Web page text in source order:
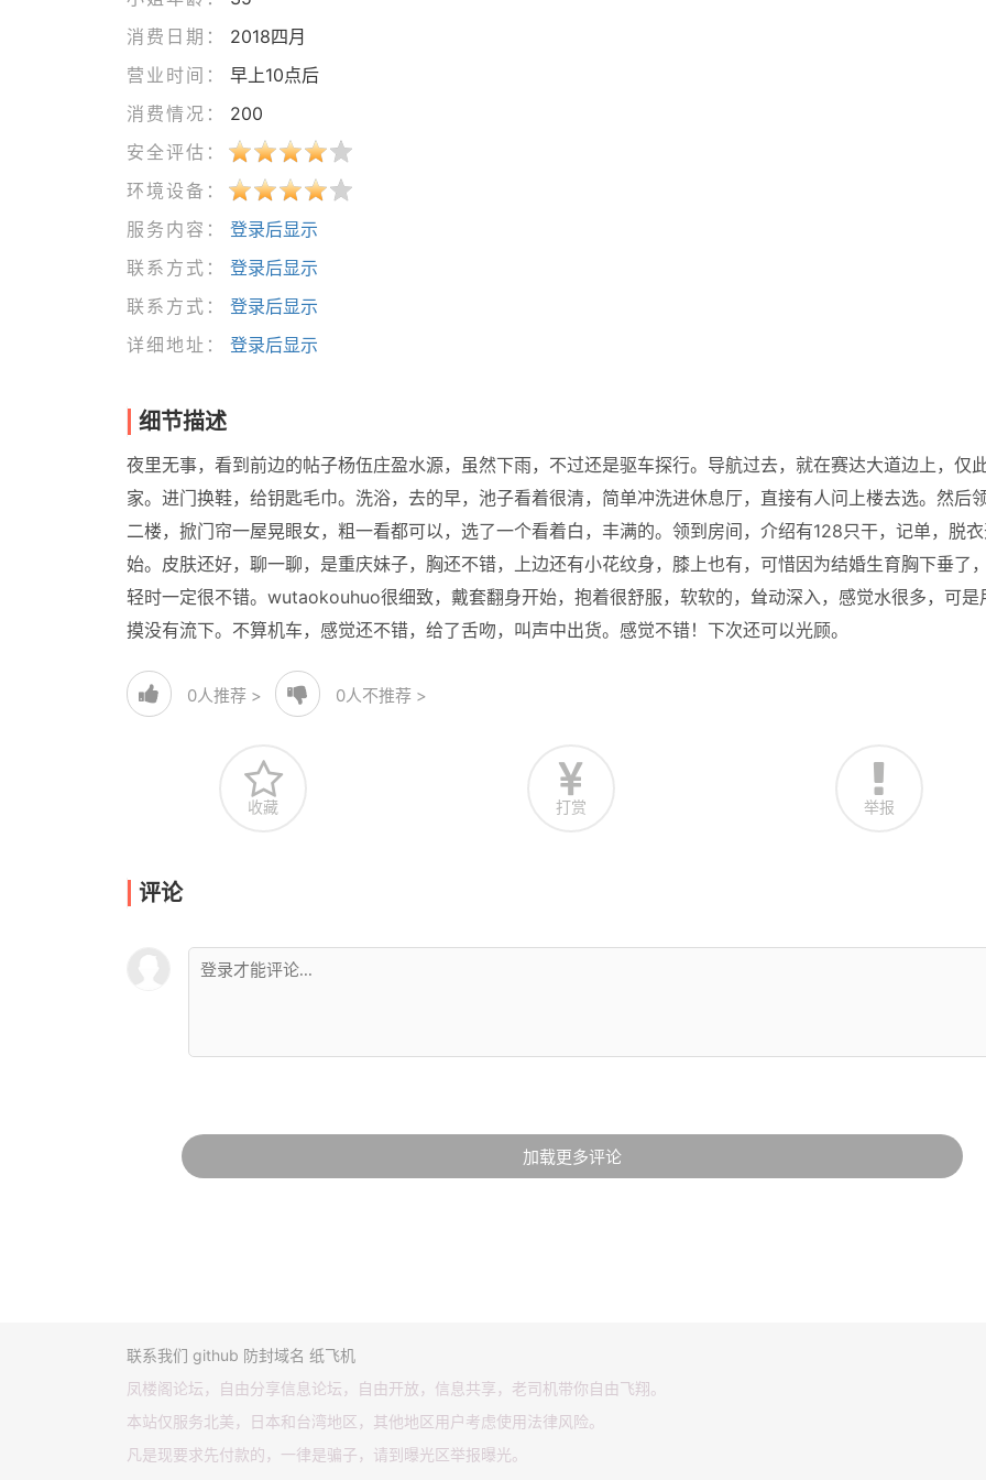
消费日期：
2018四月
营业时间：
早上10点后
消费情况：
200
安全评估：
环境设备：
服务内容：
登录后显示
联系方式：
登录后显示
联系方式：
登录后显示
详细地址：
登录后显示
细节描述
夜里无事，看到前边的帖子杨伍庄盈水源，虽然下雨，不过还是驱车探行。导航过去，就在赛达大道边上，仅
家。进门换鞋，给钥匙毛巾。洗浴，去的早，池子看着很清，简单冲洗进休息厅，直接有人问上楼去选。然后
二楼，掀门帘一屋晃眼女，粗一看都可以，选了一个看着白，丰满的。领到房间，介绍有128只干，记单，脱
始。皮肤还好，聊一聊，是重庆妹子，胸还不错，上边还有小花纹身，膝上也有，可惜因为结婚生育胸下垂了
轻时一定很不错。wutaokouhuo很细致，戴套翻身开始，抱着很舒服，软软的，耸动深入，感觉水很多，可是
摸没有流下。不算机车，感觉还不错，给了舌吻，叫声中出货。感觉不错！下次还可以光顾。
0人推荐 > 0人不推荐 >
收藏 打赏 举报
评论
加载更多评论
联系我们 github 防封域名 纸飞机
凤楼阁论坛，自由分享信息论坛，自由开放，信息共享，老司机带你自由飞翔。
本站仅服务北美，日本和台湾地区，其他地区用户考虑使用法律风险。
凡是现要求先付款的，一律是骗子，请到曝光区举报曝光。